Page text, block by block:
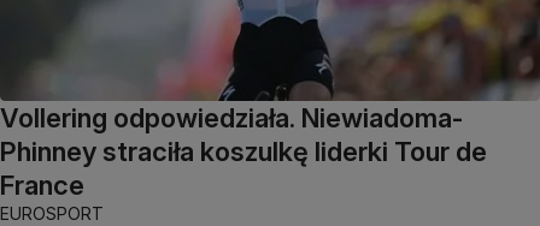
Vollering odpowiedziała. Niewiadoma-
Phinney straciła koszulkę liderki Tour de
France
EUROSPORT